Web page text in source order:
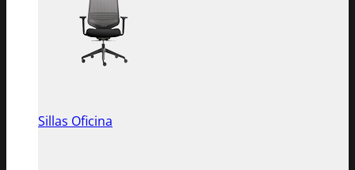
Sillas Oficina